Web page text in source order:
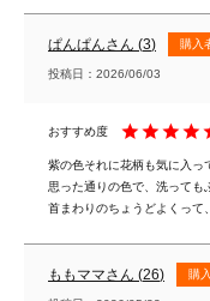
ぱんぱん 3 購入
投稿日 2026/06/03
紫の色それに花柄も気に入っ
思った通りの色で、洗っても
首まわりのちょうどよくって
ももママ 26 購